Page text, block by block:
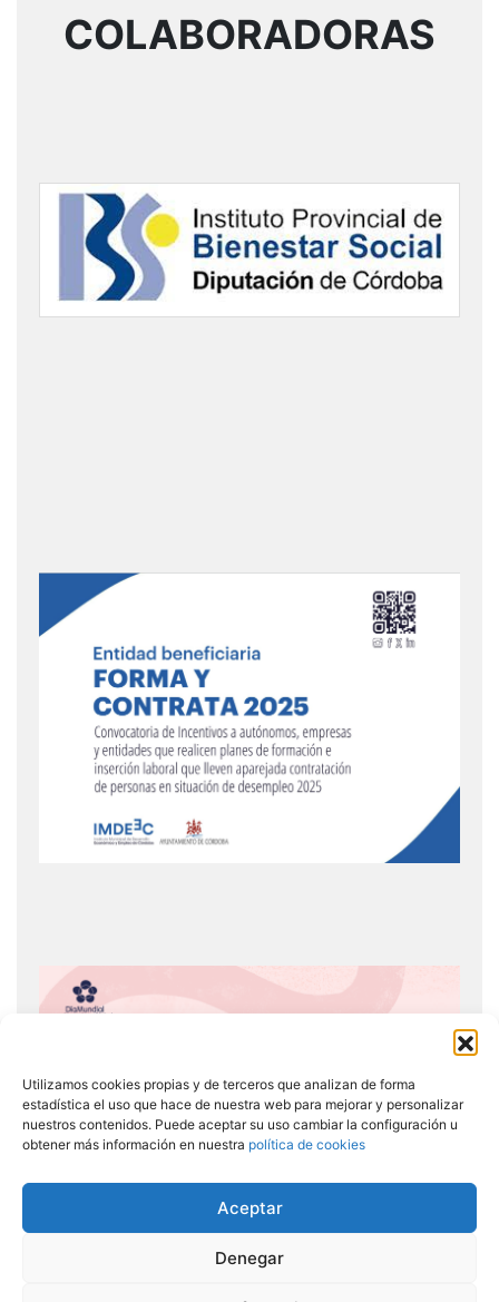
Utilizamos cookies propias y de terceros que analizan de forma
estadística el uso que hace de nuestra web para mejorar y personalizar
nuestros contenidos. Puede aceptar su uso cambiar la configuración u
obtener más información en nuestra política de cookies
Aceptar
Denegar
COLABORADORAS